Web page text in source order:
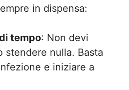
in dispensa:
tempo: Non devi
stendere nulla. Basta
e iniziare a